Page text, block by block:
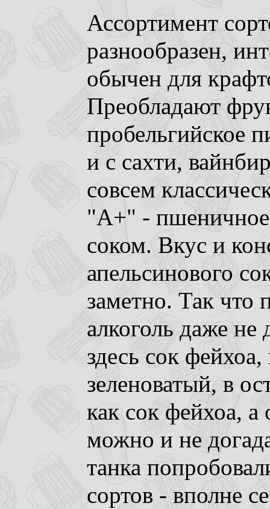
Ассортимент
разнообразен,
обычен для
Преобладают
пробельгийское
и с сахти,
совсем
"A+" -
соком. Вкус и
апельсинового
заметно. Так что
алкоголь даже
здесь сок фейхоа,
зеленоватый, в
как сок фейхоа,
можно и не
танка
сортов - вполне